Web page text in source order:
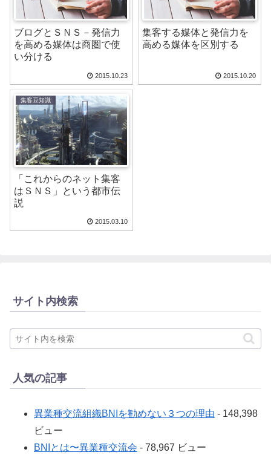
ブログとＳＮＳ－発信力
を高める媒体は商圏で使
い分ける
2015.10.23
集客する媒体と発信力を
高める媒体を区別する
2015.10.20
集客豆知識
「これからのネット集客
はＳＮＳ」という都市伝
説
2015.03.10
サイト内検索
人気の記事
異業種交流組織BNIを勧めない３つの理由 - 148,398
ビュー
BNIとは〜異業種交流会 - 78,967 ビュー